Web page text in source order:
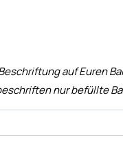
auf Euren
nur befüllte